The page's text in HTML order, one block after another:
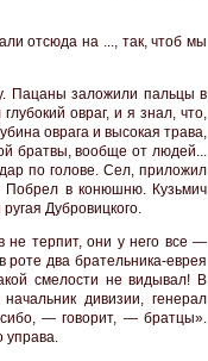
отсюда на ..., так, чтоб мы
Пацаны заложили пальцы в
овраг, и я знал, что,
оврага и высокая трава,
братвы, вообще от людей...
по голове. Сел, приложил
Побрел в конюшню. Кузьмич
Дубровицкого.
не терпит, они у него все —
роте два брательника-еврея
смелости не видывал! В
дивизии, генерал
— говорит, — братцы».
управа.